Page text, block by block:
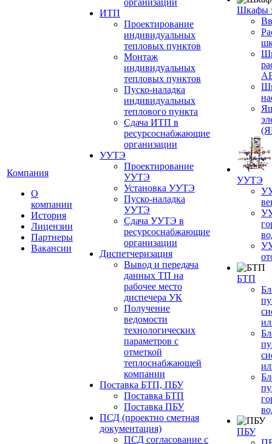
Компания
О
компании
История
Лицензии
Партнеры
Вакансии
организации
ИТП
Проектирование
индивидуальных
тепловых пунктов
Монтаж
индивидуальных
тепловых пунктов
Пуско-наладка
индивидуальных
теплового пункта
Сдача ИТП в
ресурсоснабжающие
организации
УУТЭ
Проектирование
УУТЭ
Установка УУТЭ
Пуско-наладка
УУТЭ
Сдача УУТЭ в
ресурсоснабжающие
организации
Диспетчеризация
Вывод и передача
данных ТП на
рабочее место
диспечера УК
Получение
ведомости
технологических
параметров с
отметкой
теплоснабжающей
компании
Поставка БТП, ПБУ
Поставка БТП
Поставка ПБУ
ПСД (проектно сметная
документация)
ПСД согласование с
Шкафы
УУТЭ
БТП
ПБУ